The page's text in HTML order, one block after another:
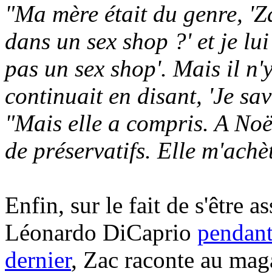
"Ma mère était du genre,
dans un sex shop ?' et je
pas un sex shop'. Mais il
continuait en disant, 'Je
"Mais elle a compris. A
de préservatifs. Elle
Enfin, sur le fait de s'être
Léonardo DiCaprio
dernier, Zac raconte au